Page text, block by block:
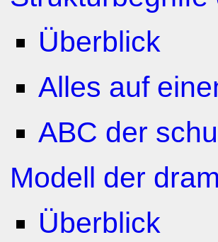
Überblick
Alles auf
ABC der
Modell der
Überblick